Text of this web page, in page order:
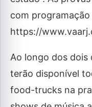
com
https://
Ao longo dos dois
terão disponível
food-trucks na